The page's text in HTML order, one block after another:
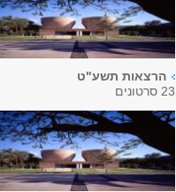
הרצאות תשע"ט
23 סרטונים